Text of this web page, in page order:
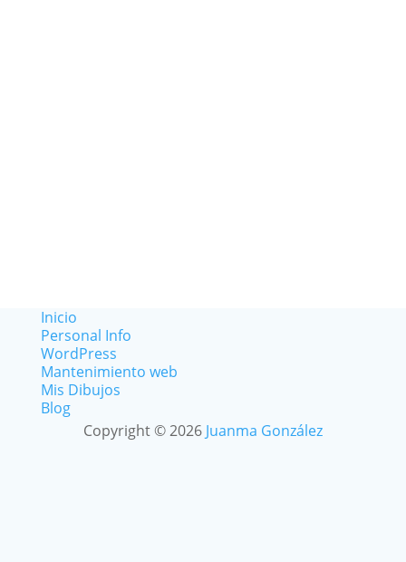
Inicio
Personal Info
WordPress
Mantenimiento web
Mis Dibujos
Blog
Copyright © 2026 Juanma González